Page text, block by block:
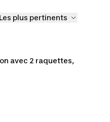
Les plus pertinents
avec 2 raquettes,